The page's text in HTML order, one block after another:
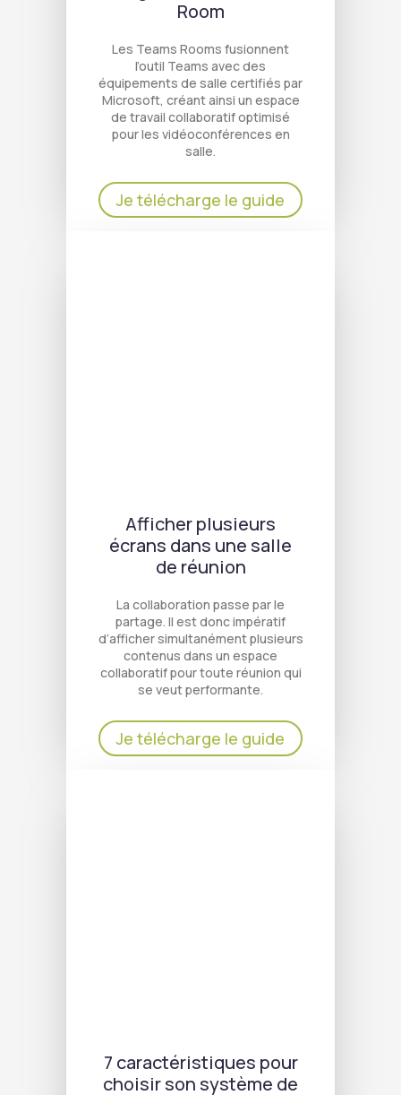
Room
Les Teams Rooms fusionnent
l’outil Teams avec des
équipements de salle certifiés par
Microsoft, créant ainsi un espace
de travail collaboratif optimisé
pour les vidéoconférences en
salle.
Je télécharge le guide
Afficher plusieurs
écrans dans une salle
de réunion
La collaboration passe par le
partage. Il est donc impératif
d’afficher simultanément plusieurs
contenus dans un espace
collaboratif pour toute réunion qui
se veut performante.
Je télécharge le guide
7 caractéristiques pour
choisir son système de